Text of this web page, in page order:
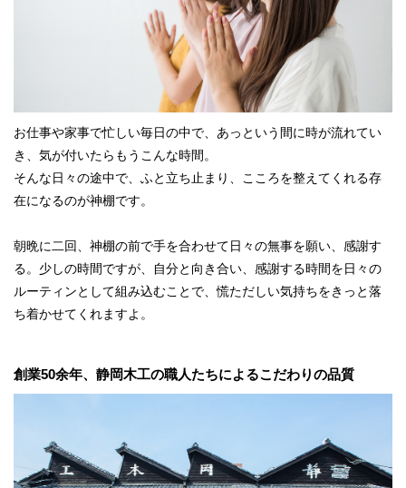
お仕事や家事で忙しい毎日の中で、あっという間に時が流れてい
き、気が付いたらもうこんな時間。
そんな日々の途中で、ふと立ち止まり、こころを整えてくれる存
在になるのが神棚です。
朝晩に二回、神棚の前で手を合わせて日々の無事を願い、感謝す
る。少しの時間ですが、自分と向き合い、感謝する時間を日々の
ルーティンとして組み込むことで、慌ただしい気持ちをきっと落
ち着かせてくれますよ。
創業50余年、静岡木工の職人たちによるこだわりの品質